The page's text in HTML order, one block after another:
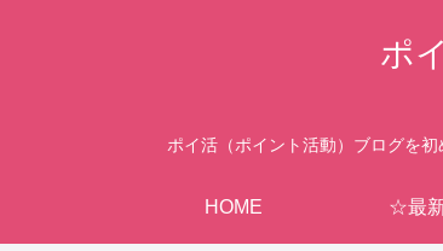
ポ
ポイ活（ポイント活動）ブログを
HOME ☆最